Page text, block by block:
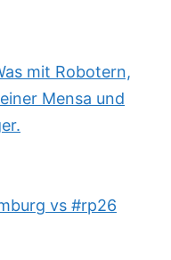
mit Robotern,
Mensa und
vs #rp26